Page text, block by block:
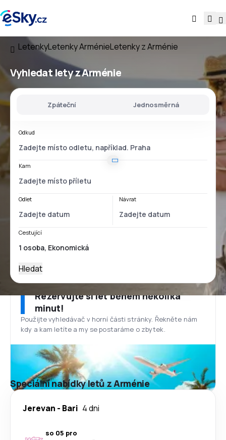
LetenkyLetenky ArménieLetenky z Arménie
Vyhledat letyz Arménie
Zpáteční Jednosměrná
Odkud
Kam
Odlet Návrat
Cestující
Hledat
Rezervujte si let během několika
minut!
Použijte vyhledávač v horní části stránky. Řekněte nám
kdy a kam letíte a my se postaráme o zbytek.
Speciální nabídky letů z Arménie
Jerevan - Bari 4 dni
so 05 pro